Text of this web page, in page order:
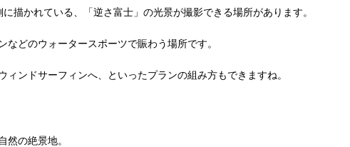
描かれている、「逆さ富士」の光景が撮影できる場所があります。
などのウォータースポーツで賑わう場所です。
ィンドサーフィンへ、といったプランの組み方もできますね。
然の絶景地。